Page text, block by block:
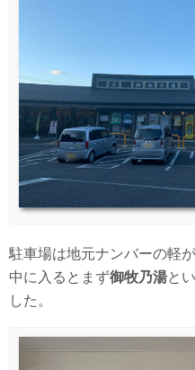
駐車場は地元ナンバーの軽が
中に入るとまず御牧乃湯と
した。